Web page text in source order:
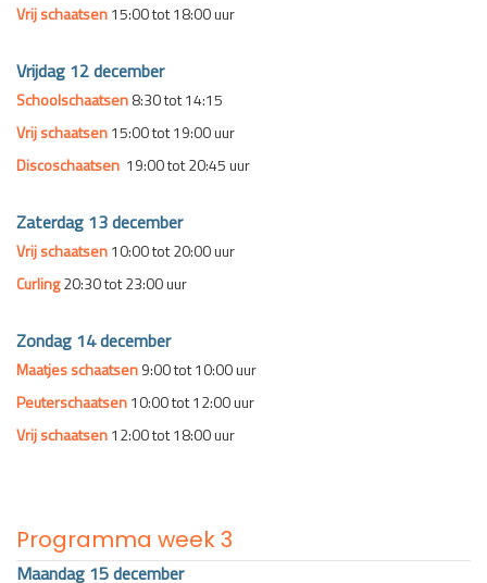
Vrij schaatsen15:00 tot 18:00 uur
Vrijdag 12 december
Schoolschaatsen8:30 tot 14:15
Vrij schaatsen15:00 tot 19:00 uur
Discoschaatsen 19:00 tot 20:45 uur
Zaterdag 13 december
Vrij schaatsen10:00 tot 20:00 uur
Curling20:30 tot 23:00 uur
Zondag 14 december
Maatjes schaatsen9:00 tot 10:00 uur
Peuterschaatsen10:00 tot 12:00 uur
Vrij schaatsen12:00 tot 18:00 uur
Programma week 3
Maandag 15 december